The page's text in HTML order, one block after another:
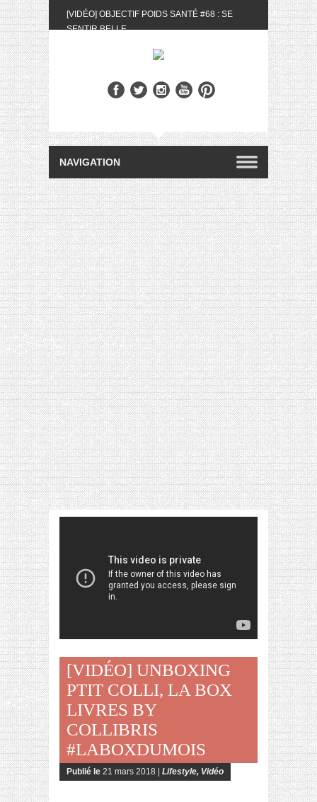
[VIDÉO] OBJECTIF POIDS SANTÉ #68 : SE
SENTIR BELLE
BIOTYFULL BOX DU MOIS DE MAI 2024 FEAT.
[VIDÉO] QUITOQUE #10 : MEAL PREP &
CONVIVIALITÉ
[VIDÉO] UNBOXING : LES MY LITTLE &
BIOTYFULL BOX DU MOIS D’AVRIL 2024
FEAT. AKILA
[VIDÉO] OBJECTIF POIDS SANTÉ #67 : L’AVIS
DES AUTRES, CE N’EST QUE LA VIE DES
AUTRES
[VIDÉO] UNBOXING : LES MY LITTLE &
BIOTYFULL BOX DES MOIS DE FÉVRIER ET
MARS 2024 FEAT. AKILA
[VIDÉO] LA SÉLECTION DU MOIS
#JANVIER2024
[VIDÉO] HELLOFRESH #34 : IDÉES
RECETTES RISOTTO
[VIDÉO] UNBOXING
PTIT COLLI, LA BOX
LIVRES BY
COLLIBRIS
#LABOXDUMOIS
Publié le 21 mars 2018 | Lifestyle, Vidéo